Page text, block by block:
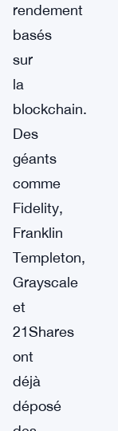
rendement
basés
sur
la
blockchain.
Des
géants
comme
Fidelity,
Franklin
Templeton,
Grayscale
et
21Shares
ont
déjà
déposé